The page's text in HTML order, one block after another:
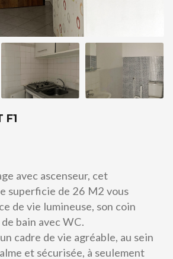
F1
avec ascenseur, cet
superficie de 26 M2 vous
de vie lumineuse, son coin
bain avec WC.
cadre de vie agréable, au sein
et sécurisée, à seulement